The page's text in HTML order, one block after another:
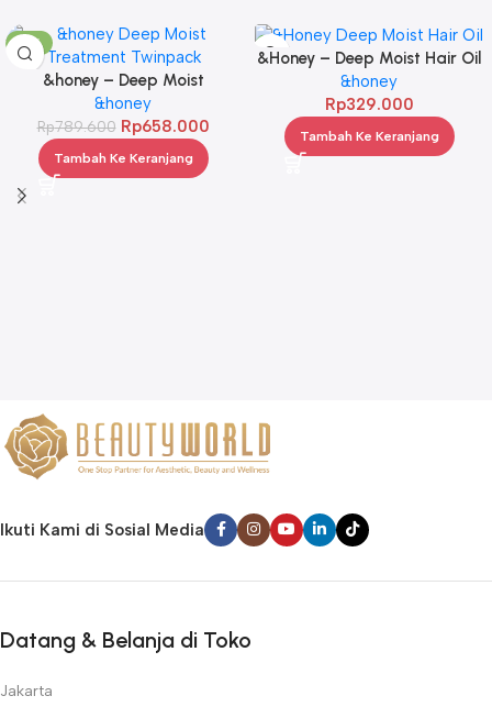
-17%
&honey – Deep Moist
Treatment 445 g Twinpack
&honey
Rp789.600 Rp658.000
Tambah Ke Keranjang
&Honey – Deep Moist Hair Oil
3.0 100ml
&honey
Rp329.000
Tambah Ke Keranjang
Ikuti Kami di Sosial Media
Datang & Belanja di Toko
Jakarta